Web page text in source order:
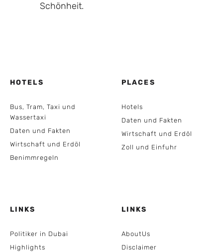
Schönheit.
HOTELS
Bus, Tram, Taxi und
Wassertaxi
Daten und Fakten
Wirtschaft und Erdöl
Benimmregeln
PLACES
Hotels
Daten und Fakten
Wirtschaft und Erdöl
Zoll und Einfuhr
LINKS
Politiker in Dubai
Highlights
LINKS
AboutUs
Disclaimer